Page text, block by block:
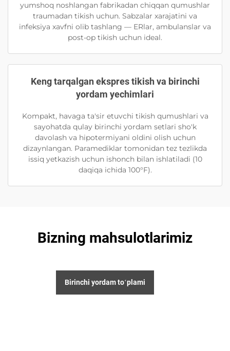
yumshoq noshlangan fabrikadan chiqqan qumushlar
traumadan tikish uchun. Sabzalar xarajatini va
infeksiya xavfni olib tashlang — ERlar, ambulanslar va
post-op tikish uchun ideal.
Keng tarqalgan ekspres tikish va birinchi
yordam yechimlari
Kompakt, havaga ta'sir etuvchi tikish qumushlari va
sayohatda qulay birinchi yordam setlari sho'k
davolash va hipotermiyani oldini olish uchun
dizaynlangan. Paramediklar tomonidan tez tezlikda
issiq yetkazish uchun ishonch bilan ishlatiladi (10
daqiqa ichida 100°F).
Bizning mahsulotlarimiz
Birinchi yordam toʻplami